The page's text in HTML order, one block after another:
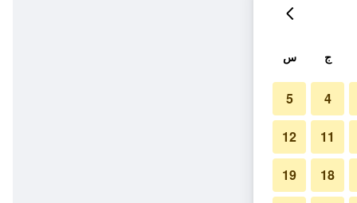
ج س
4
5
11
12
18
19